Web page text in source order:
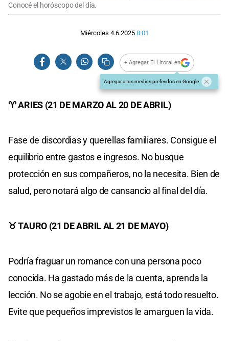
Conocé el horóscopo del día.
Miércoles 4.6.2025 8:01
+ Agregar El Litoral en
Agregar a tus medios preferidos en Google
♈ ARIES (21 DE MARZO AL 20 DE ABRIL)
Fase de discordias y querellas familiares. Consigue el
equilibrio entre gastos e ingresos. No busque
protección en sus compañeros, no la necesita. Bien de
salud, pero notará algo de cansancio al final del día.
♉ TAURO (21 DE ABRIL AL 21 DE MAYO)
Podría fraguar un romance con una persona poco
conocida. Ha gastado más de la cuenta, aprenda la
lección. No se agobie en el trabajo, está todo resuelto.
Evite que pequeños imprevistos le amarguen la vida.